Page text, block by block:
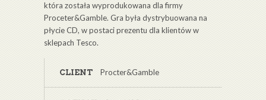
która została wyprodukowana dla firmy
Proceter&Gamble. Gra była dystrybuowana na
płycie CD, w postaci prezentu dla klientów w
sklepach Tesco.
CLIENT Procter&Gamble